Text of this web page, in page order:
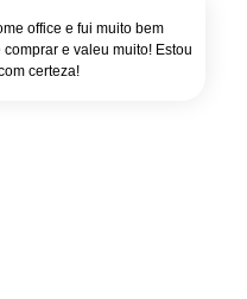
office e fui muito bem
e valeu muito! Estou
certeza!